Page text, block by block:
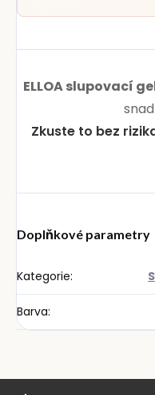
ELLOA slupovací
Zkuste to bez
Doplňkové parametry
Kategorie:
Barva: